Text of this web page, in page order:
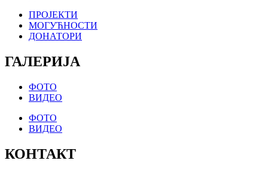
ПРОЈЕКТИ
МОГУЋНОСТИ
ДОНАТОРИ
ГАЛЕРИЈА
ФОТО
ВИДЕО
ФОТО
ВИДЕО
КОНТАКТ